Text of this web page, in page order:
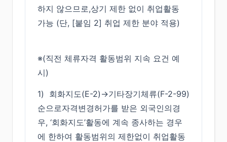
하지 않으므로,상기 제한 없이 취업활동
가능 (단, [붙임 2] 취업 제한 분야 적용)
※(직전 체류자격 활동범위 지속 요건 예
시)
1) 회화지도(E-2)→기타장기체류(F-2-99)
순으로자격변경허가를 받은 외국인의경
우, ‘회화지도’활동에 계속 종사하는 경우
에 한하여 활동범위의 제한없이 취업활동